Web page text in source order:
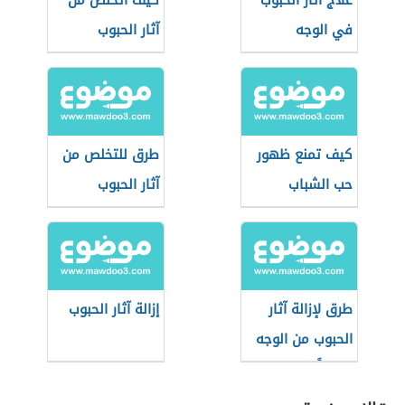
في الوجه
آثار الحبوب
كيف تمنع ظهور
حب الشباب
طرق للتخلص من
آثار الحبوب
طرق لإزالة آثار
الحبوب من الوجه
نهائياً
إزالة آثار الحبوب